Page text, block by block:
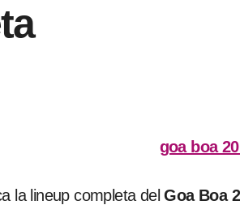
la lineup completa del Goa Boa